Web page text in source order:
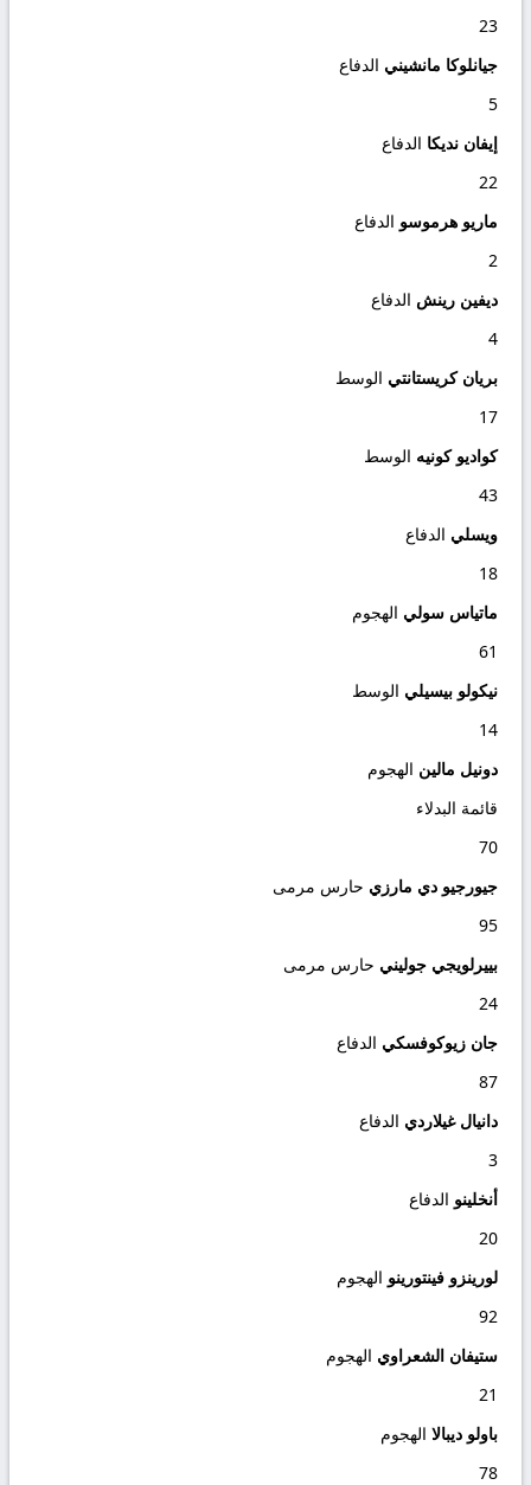
23
جيانلوكا مانشيني الدفاع
5
إيفان نديكا الدفاع
22
ماريو هرموسو الدفاع
2
ديفين رينش الدفاع
4
بريان كريستانتي الوسط
17
كواديو كونيه الوسط
43
ويسلي الدفاع
18
ماتياس سولي الهجوم
61
نيكولو بيسيلي الوسط
14
دونيل مالين الهجوم
قائمة البدلاء
70
جيورجيو دي مارزي حارس مرمى
95
بييرلويجي جوليني حارس مرمى
24
جان زيوكوفسكي الدفاع
87
دانيال غيلاردي الدفاع
3
أنخلينو الدفاع
20
لورينزو فينتورينو الهجوم
92
ستيفان الشعراوي الهجوم
21
باولو ديبالا الهجوم
78